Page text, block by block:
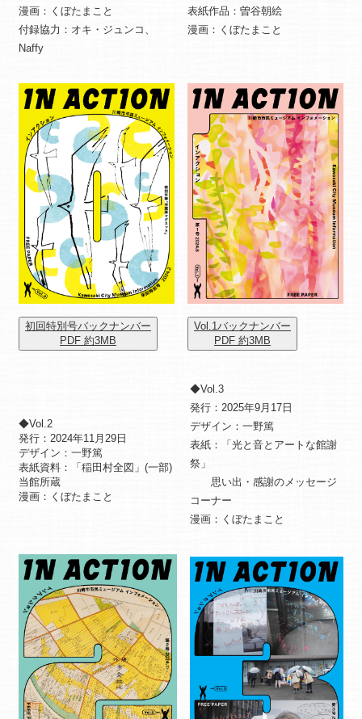
漫画：くぼたまこと
付録協力：オキ・ジュンコ、
Naffy
表紙作品：曽谷朝絵
漫画：くぼたまこと
初回特別号バックナンバー
PDF 約3MB
Vol.1バックナンバー
PDF 約3MB
◆Vol.2
発行：2024年11月29日
デザイン：一野篤
表紙資料：「稲田村全図」(一部)
当館所蔵
漫画：くぼたまこと
◆Vol.3
発行：2025年9月17日
デザイン：一野篤
表紙：「光と音とアートな館謝
祭」
思い出・感謝のメッセージ
コーナー
漫画：くぼたまこと